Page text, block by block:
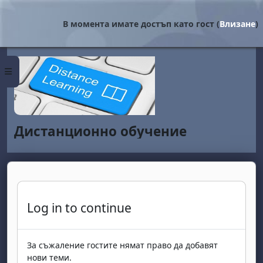
Страничен панел
В момента имате достъп като гост (Влизане)
Дистанционно обучение
Log in to continue
За съжаление гостите нямат право да добавят
нови теми.